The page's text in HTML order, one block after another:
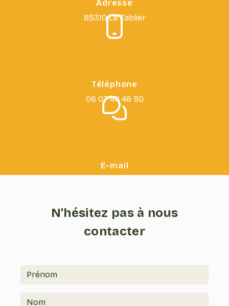
Adresse
85310 Le Tablier
Téléphone
06 07 40 46 50
E-mail
N'hésitez pas à nous
contacter